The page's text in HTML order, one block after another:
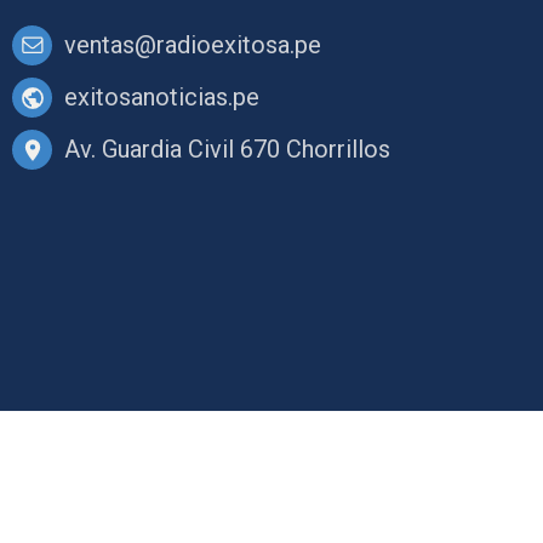
ventas@radioexitosa.pe
exitosanoticias.pe
Av. Guardia Civil 670 Chorrillos